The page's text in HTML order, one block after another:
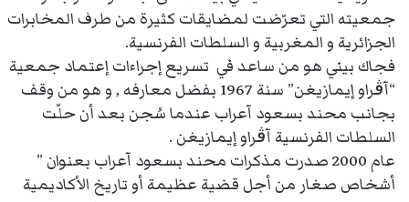
جمعيته التي تعرّضت لمضايقات كثيرة من طرف المخابرات
الجزائرية و المغربية و السلطات الفرنسية.
فجاك بيني هو من ساعد في تسريع إجراءات إعتماد جمعية
“آڨراو إيمازيغن” سنة 1967 بفضل معارفه , و هو من وقف
بجانب محند بسعود آعراب عندما سُجن بعد أن حلّت
السلطات الفرنسية آڨراو إيمازيغن .
عام 2000 صدرت مذكرات محند بسعود آعراب بعنوان ”
أشخاص صغار من أجل قضية عظيمة أو تاريخ الأكاديمية